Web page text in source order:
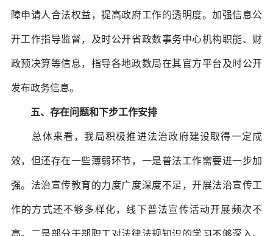
障申请人合法权益，提高政府工作的透明度。加强信息公
开工作指导监督，及时公开省政数事务中心机构职能、财
政预决算等信息，指导各地政数局在其官方平台及时公开
发布政务信息。
五、存在问题和下步工作安排
总体来看，我局积极推进法治政府建设取得一定成
效，但还存在一些薄弱环节，一是普法工作需要进一步加
强。法治宣传教育的力度广度深度不足，开展法治宣传工
作的方式还不够多样化，线下普法宣传活动开展频次不
高。二是部分干部职工对法律法规知识的学习不够深入。